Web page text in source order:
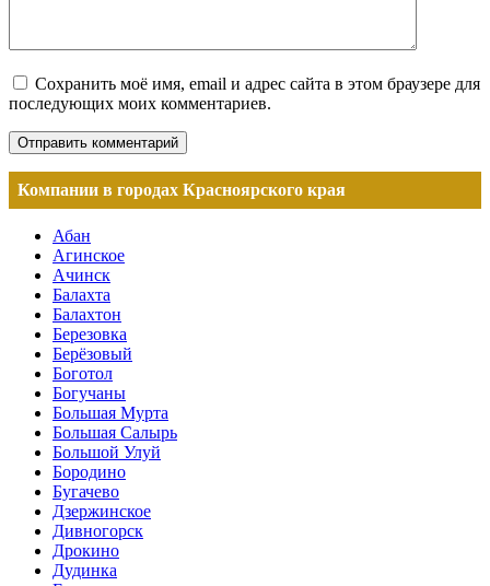
Сохранить моё имя, email и адрес сайта в этом браузере для
последующих моих комментариев.
Компании в городах Красноярского края
Абан
Агинское
Ачинск
Балахта
Балахтон
Березовка
Берёзовый
Боготол
Богучаны
Большая Мурта
Большая Салырь
Большой Улуй
Бородино
Бугачево
Дзержинское
Дивногорск
Дрокино
Дудинка